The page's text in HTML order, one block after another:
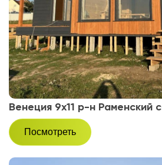
Венеция 9х11 р-н Раменский
Посмотреть